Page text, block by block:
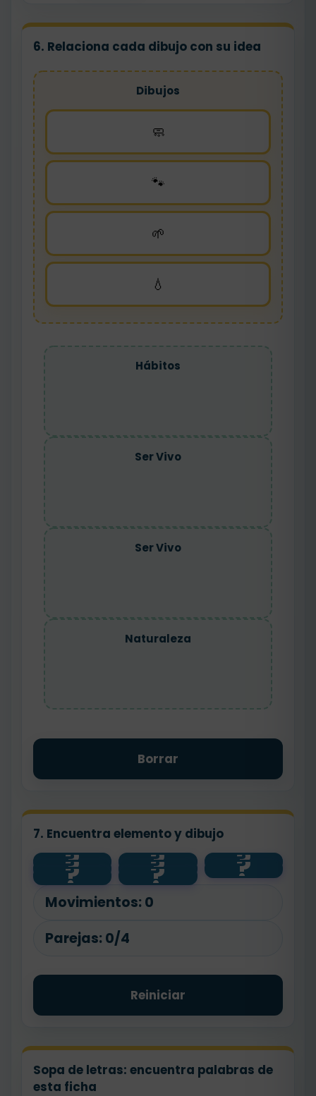
6. Relaciona cada dibujo con su idea
Dibujos
🧼
🐾
🌱
💧
Hábitos
Ser Vivo
Ser Vivo
Naturaleza
Borrar
7. Encuentra elemento y dibujo
?
salud ?
🧼 ?
animal
?
🐾 ?
💧 ?
planta
?
🌱 ?
agua
Movimientos: 0
Parejas: 0/4
Reiniciar
Sopa de letras: encuentra palabras de
esta ficha